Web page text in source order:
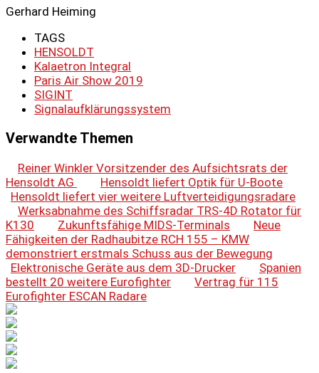
Gerhard Heiming
TAGS
HENSOLDT
Kalaetron Integral
Paris Air Show 2019
SIGINT
Signalaufklärungssystem
Verwandte Themen
Reiner Winkler Vorsitzender des Aufsichtsrats der
Hensoldt AG
Hensoldt liefert Optik für U-Boote
Hensoldt liefert vier weitere Luftverteidigungsradare
Werksabnahme des Schiffsradar TRS-4D Rotator für
K130
Zukunftsfähige MIDS-Terminals
Neue
Fähigkeiten der Radhaubitze RCH 155 – KMW
demonstriert erstmals Schuss aus der Bewegung
Elektronische Geräte aus dem 3D-Drucker
Spanien
bestellt 20 weitere Eurofighter
Vertrag für 115
Eurofighter ESCAN Radare